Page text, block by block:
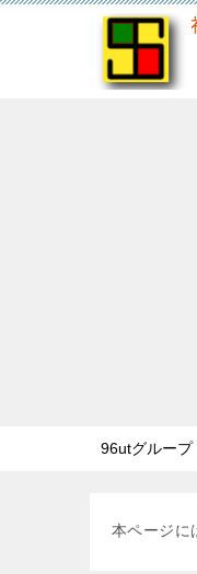
96utグループ
本ページに